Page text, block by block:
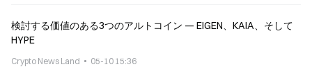
検討する価値のある3つのアルトコイン — EIGEN、KAIA、そして
HYPE
Crypto News Land 05-10 15:36